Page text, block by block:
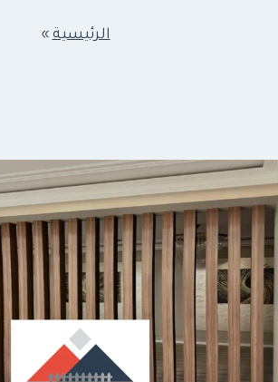
الرئيسية »